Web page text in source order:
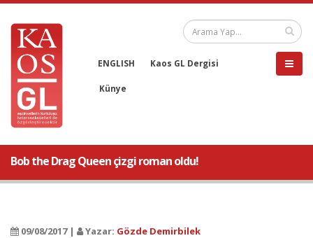
ENGLISH Kaos GL Dergisi
Künye
Bob the Drag Queen çizgi roman oldu!
09/08/2017 | Yazar: Gözde Demirbilek